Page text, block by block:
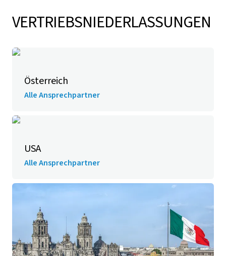
VERTRIEBS­NIEDERLASSUNGEN
Österreich
Alle Ansprechpartner
USA
Alle Ansprechpartner